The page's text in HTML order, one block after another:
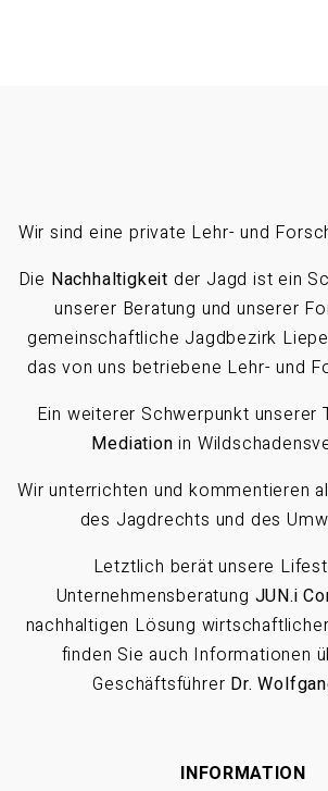
Wir sind eine private Lehr- und
Die Nachhaltigkeit der Jagd ist ein
unserer Beratung und unserer
gemeinschaftliche Jagdbezirk
das von uns betriebene Lehr- und
Ein weiterer Schwerpunkt unserer
Mediation in
Wir unterrichten und kommentieren
des Jagdrechts und des
Letztlich berät unsere
Unternehmensberatung JUN.i
nachhaltigen Lösung
finden Sie auch Informationen
Geschäftsführer Dr.
INFORMATION